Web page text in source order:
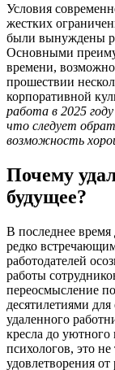
Условия
жестких
были вынуждены
Основными
времени,
прошествии
корпоративной
работа в 2025
что следует
возможность
Почему
будущее?
В последнее время
редко
работодателей
работы
переосмысление
десятилетиями
удаленного
кресла до
психологов, это
удовлетворения